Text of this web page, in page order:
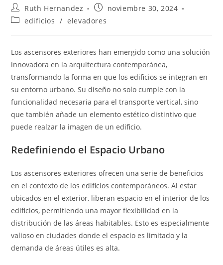
Autor
de
Ruth Hernandez
Publicación
la
noviembre 30, 2024
Categoría
entrada:
edificios / elevadores
Los ascensores exteriores han emergido como una solución
innovadora en la arquitectura contemporánea,
transformando la forma en que los edificios se integran en
su entorno urbano. Su diseño no solo cumple con la
funcionalidad necesaria para el transporte vertical, sino
que también añade un elemento estético distintivo que
puede realzar la imagen de un edificio.
Redefiniendo el Espacio Urbano
Los ascensores exteriores ofrecen una serie de beneficios
en el contexto de los edificios contemporáneos. Al estar
ubicados en el exterior, liberan espacio en el interior de los
edificios, permitiendo una mayor flexibilidad en la
distribución de las áreas habitables. Esto es especialmente
valioso en ciudades donde el espacio es limitado y la
demanda de áreas útiles es alta.